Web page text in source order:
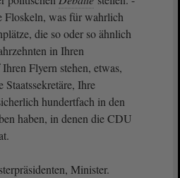
Floskeln, was für wahrlich
die so oder so ähnlich
in Ihren
Flyern stehen, etwas,
Ihre
hundertfach in den
haben, in denen die CDU
Minister.